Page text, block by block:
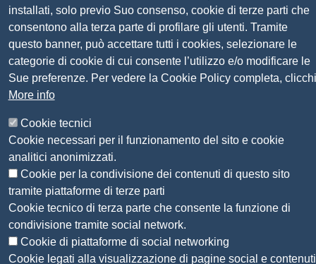
Seguici su
Sito web
Amministrazione trasparente
Mappa del sito
Privacy
Dichiarazione di accessibilità
Feedback accessibilità
Siti tematici: Maremma e Tirreno Itinerari
© 2026 CAMERA DI COMMERCIO DELLA
MAREMMA E DEL TIRRENO
installati, solo previo Suo consenso, cookie di terze parti che
consentono alla terza parte di profilare gli utenti. Tramite
questo banner, può accettare tutti i cookies, selezionare le
categorie di cookie di cui consente l’utilizzo e/o modificare le
Sue preferenze. Per vedere la Cookie Policy completa, clicchi
More info
Cookie tecnici
Cookie necessari per il funzionamento del sito e cookie
analitici anonimizzati.
Cookie per la condivisione dei contenuti di questo sito
tramite piattaforme di terze parti
Cookie tecnico di terza parte che consente la funzione di
condivisione tramite social network.
Cookie di piattaforme di social networking
Cookie legati alla visualizzazione di pagine social e contenuti